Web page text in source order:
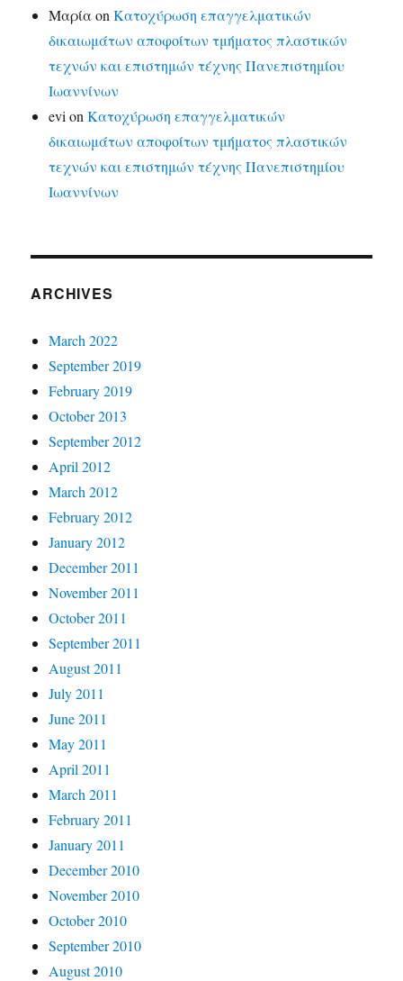
ΜαρίαonΚατοχύρωση επαγγελματικών
δικαιωμάτων αποφοίτων τμήματος πλαστικών
τεχνών και επιστημών τέχνης Πανεπιστημίου
Ιωαννίνων
evi onΚατοχύρωση επαγγελματικών
δικαιωμάτων αποφοίτων τμήματος πλαστικών
τεχνών και επιστημών τέχνης Πανεπιστημίου
Ιωαννίνων
ARCHIVES
March 2022
September 2019
February 2019
October 2013
September 2012
April 2012
March 2012
February 2012
January 2012
December 2011
November 2011
October 2011
September 2011
August 2011
July 2011
June 2011
May 2011
April 2011
March 2011
February 2011
January 2011
December 2010
November 2010
October 2010
September 2010
August 2010